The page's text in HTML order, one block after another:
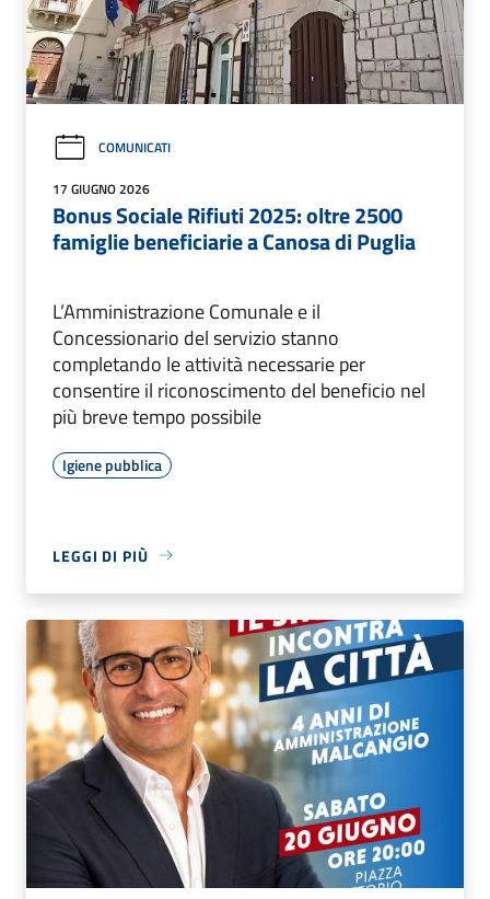
COMUNICATI
17 GIUGNO 2026
Bonus Sociale Rifiuti 2025: oltre 2500
famiglie beneficiarie a Canosa di Puglia
L’Amministrazione Comunale e il
Concessionario del servizio stanno
completando le attività necessarie per
consentire il riconoscimento del beneficio nel
più breve tempo possibile
Igiene pubblica
LEGGI DI PIÙ